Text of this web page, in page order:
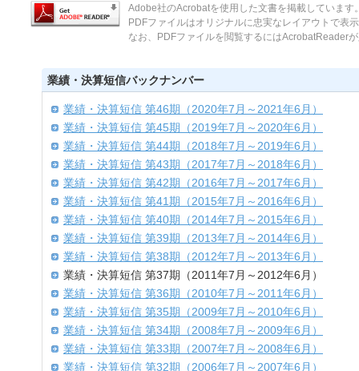
Adobe社のAcrobatを使用した文書を掲載しています
PDFファイルはオリジナルに忠実なレイアウトで表
なお、PDFファイルを閲覧するにはAcrobatReader
業績・決算短信バックナンバー
業績・決算短信 第46期（2020年7月～2021年6月）
業績・決算短信 第45期（2019年7月～2020年6月）
業績・決算短信 第44期（2018年7月～2019年6月）
業績・決算短信 第43期（2017年7月～2018年6月）
業績・決算短信 第42期（2016年7月～2017年6月）
業績・決算短信 第41期（2015年7月～2016年6月）
業績・決算短信 第40期（2014年7月～2015年6月）
業績・決算短信 第39期（2013年7月～2014年6月）
業績・決算短信 第38期（2012年7月～2013年6月）
業績・決算短信 第37期（2011年7月～2012年6月）
業績・決算短信 第36期（2010年7月～2011年6月）
業績・決算短信 第35期（2009年7月～2010年6月）
業績・決算短信 第34期（2008年7月～2009年6月）
業績・決算短信 第33期（2007年7月～2008年6月）
業績・決算短信 第32期（2006年7月～2007年6月）